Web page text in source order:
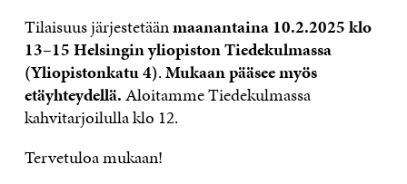
Tilaisuus järjestetäänmaanantaina 10.2.2025 klo
13–15 Helsingin yliopiston Tiedekulmassa
(Yliopistonkatu 4).Mukaan pääsee myös
etäyhteydellä.Aloitamme Tiedekulmassa
kahvitarjoilulla klo 12.
Tervetuloa mukaan!